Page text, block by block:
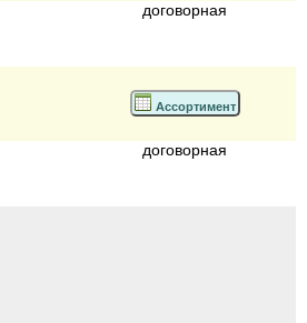
договорная
Ассортимент
договорная